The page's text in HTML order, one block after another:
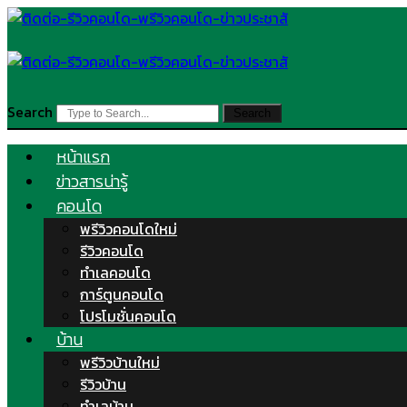
Skip
content
Search Search
หน้าแรก
ข่าวสารน่ารู้
คอนโด
พรีวิวคอนโดใหม่
รีวิวคอนโด
ทำเลคอนโด
การ์ตูนคอนโด
โปรโมชั่นคอนโด
บ้าน
พรีวิวบ้านใหม่
รีวิวบ้าน